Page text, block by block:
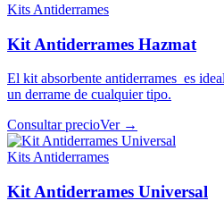
Kits Antiderrames
Kit Antiderrames Hazmat
El kit absorbente antiderrames es
un derrame de cualquier tipo.
Consultar precioVer →
Kits Antiderrames
Kit Antiderrames Universal